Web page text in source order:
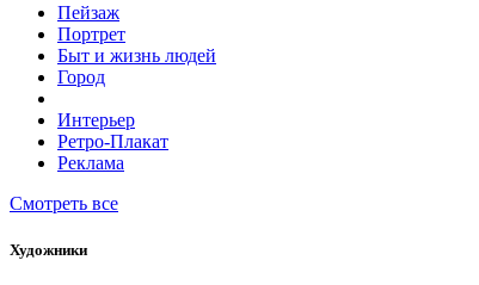
Пейзаж
Портрет
Быт и жизнь людей
Город
Интерьер
Ретро-Плакат
Реклама
Смотреть все
Художники